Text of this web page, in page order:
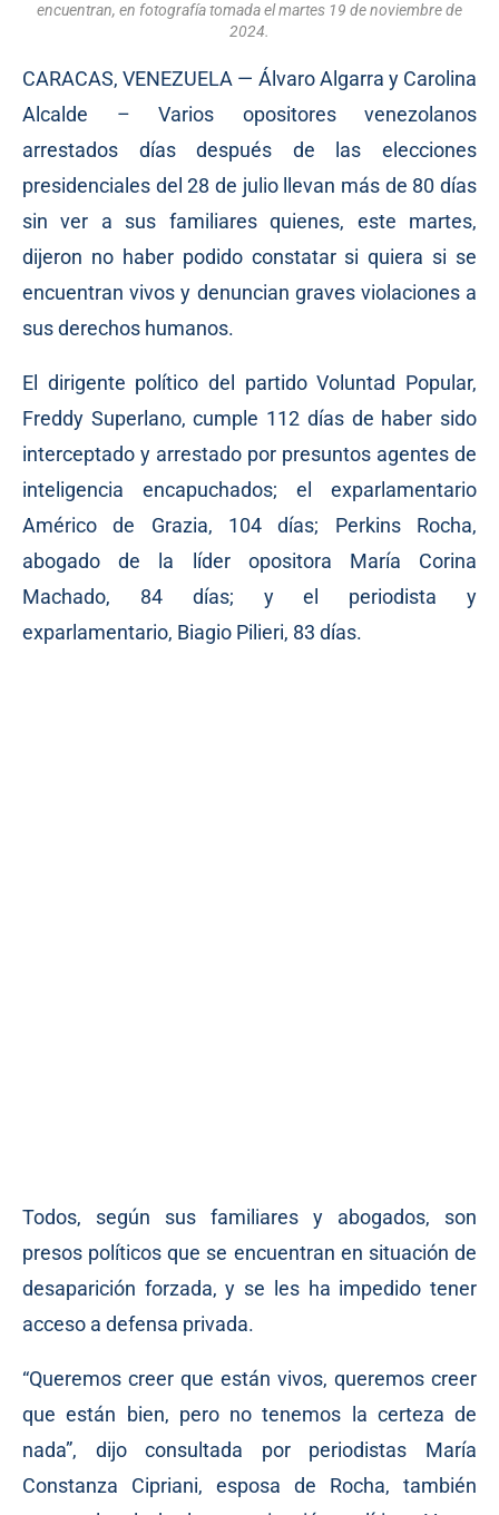
encuentran, en fotografía tomada el martes 19 de noviembre de
2024.
CARACAS, VENEZUELA — Álvaro Algarra y Carolina
Alcalde – Varios opositores venezolanos
arrestados días después de las elecciones
presidenciales del 28 de julio llevan más de 80 días
sin ver a sus familiares quienes, este martes,
dijeron no haber podido constatar si quiera si se
encuentran vivos y denuncian graves violaciones a
sus derechos humanos.
El dirigente político del partido Voluntad Popular,
Freddy Superlano, cumple 112 días de haber sido
interceptado y arrestado por presuntos agentes de
inteligencia encapuchados; el exparlamentario
Américo de Grazia, 104 días; Perkins Rocha,
abogado de la líder opositora María Corina
Machado, 84 días; y el periodista y
exparlamentario, Biagio Pilieri, 83 días.
Todos, según sus familiares y abogados, son
presos políticos que se encuentran en situación de
desaparición forzada, y se les ha impedido tener
acceso a defensa privada.
“Queremos creer que están vivos, queremos creer
que están bien, pero no tenemos la certeza de
nada”, dijo consultada por periodistas María
Constanza Cipriani, esposa de Rocha, también